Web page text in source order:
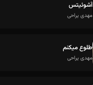
آشوئیتس
مهدی یراحی
طلوع میکنم
مهدی یراحی